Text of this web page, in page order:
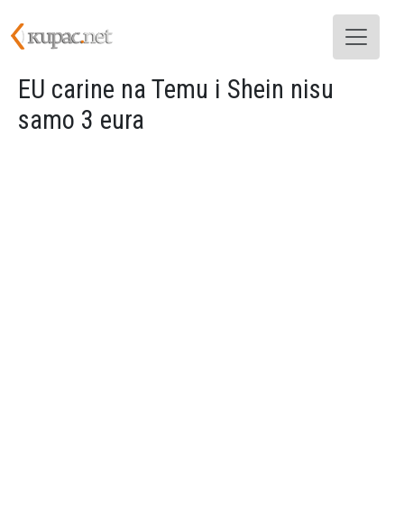
EU carine na Temu i Shein nisu
samo 3 eura